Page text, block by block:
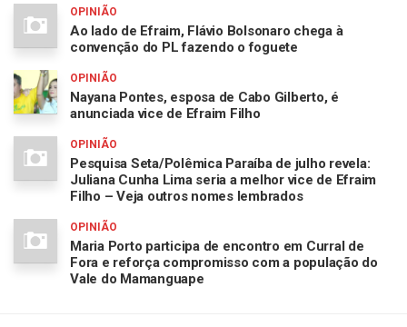
OPINIÃO
Ao lado de Efraim, Flávio Bolsonaro chega à
convenção do PL fazendo o foguete
OPINIÃO
Nayana Pontes, esposa de Cabo Gilberto, é
anunciada vice de Efraim Filho
OPINIÃO
Pesquisa Seta/Polêmica Paraíba de julho revela:
Juliana Cunha Lima seria a melhor vice de Efraim
Filho – Veja outros nomes lembrados
OPINIÃO
Maria Porto participa de encontro em Curral de
Fora e reforça compromisso com a população do
Vale do Mamanguape